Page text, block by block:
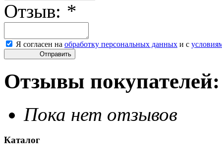
Отзыв: *
Я согласен на обработку персональных данных и с
Отправить
Отзывы покупателей:
Пока нет отзывов
Каталог